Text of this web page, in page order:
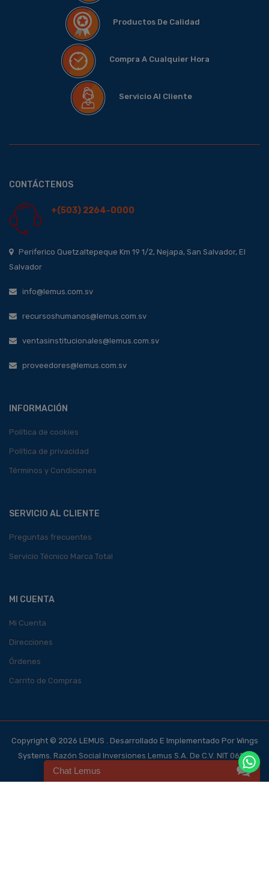
Productos De Calidad
Compra A Cualquier Hora
Servicio Al Cliente
CONTÁCTENOS
+(503) 2264-0000
Periferico Quetzaltepeque Km 19 1/2, Nejapa, San Salvador, El
Salvador
info@lemus.com.sv
recursoshumanos@lemus.com.sv
ventasinstitucionales@lemus.com.sv
proveedores@lemus.com.sv
INFORMACIÓN
Política de cookies
Política de privacidad
Términos y Condiciones
SERVICIO AL CLIENTE
Preguntas frecuentes
Servicio Técnico Marca Total
MI CUENTA
Mi Cuenta
Direcciones
Órdenes
Carrito de Compras
Copyright © 2026 LEMUS . Desarrollado E Implementado Por Wings
Systems. Razón Social Inversiones Lemus S.A. De C.V. NIT 0614-
140700-101-4, NRC 123562-0
Chat Lemus